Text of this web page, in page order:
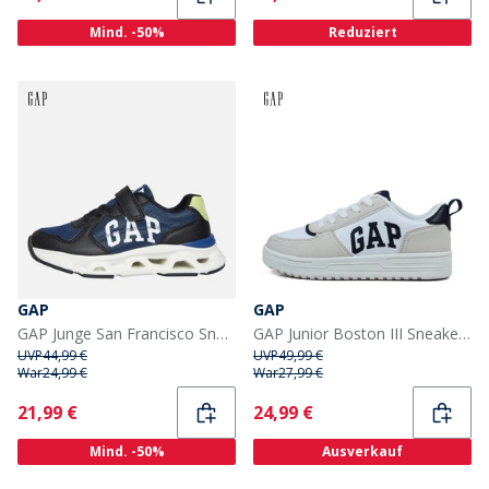
Mind. -50% Reduziert
GAP
GAP Junge San Francisco Sneaker Black Blue Lime
UVP44,99 €
War24,99 €
Current
21,99 €
Mind. -50%
GAP
GAP Junior Boston III Sneaker Weiß
UVP49,99 €
War27,99 €
Current
24,99 €
Ausverkauf